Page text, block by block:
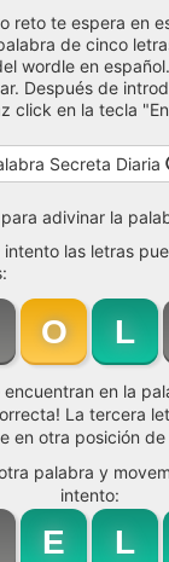
reto te espera en
de cinco
wordle en
Después de
click en la tecla
Secreta Diaria
adivinar la
las letras
O L
en la
La tercera
en otra posición de
palabra y
intento:
E L